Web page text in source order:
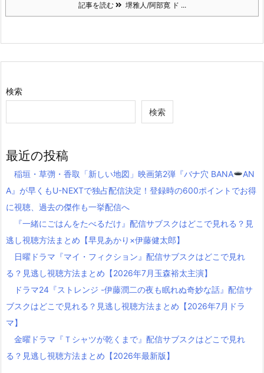
記事を読む 堺雅人/阿部寛 ド ...
検索
検索
最近の投稿
稲垣・草彅・香取「新しい地図」映画第2弾『バナ穴 BANA
AN
A』が早くもU-NEXTで独占配信決定！登録時の600ポイントでお得
に視聴、過去の傑作も一挙配信へ
『一緒にごはんをたべるだけ』配信サブスクはどこで見れる？見
逃し視聴方法まとめ【早見あかり×伊藤健太郎】
日曜ドラマ『マイ・フィクション』配信サブスクはどこで見れ
る？見逃し視聴方法まとめ【2026年7月玉森裕太主演】
ドラマ24『ストレンジ -伊藤潤二の夜も眠れぬ奇妙な話』配信サ
ブスクはどこで見れる？見逃し視聴方法まとめ【2026年7月ドラ
マ】
金曜ドラマ『Ｔシャツが乾くまで』配信サブスクはどこで見れ
る？見逃し視聴方法まとめ【2026年最新版】